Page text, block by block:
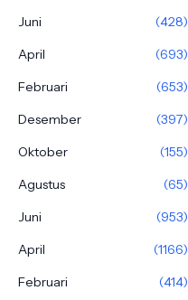
Juni
(428)
April
(693)
Februari
(653)
Desember
(397)
Oktober
(155)
Agustus
(65)
Juni
(953)
April
(1166)
Februari
(414)